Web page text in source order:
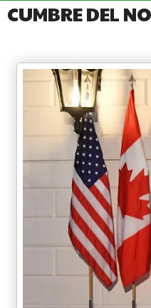
CUMBRE DEL